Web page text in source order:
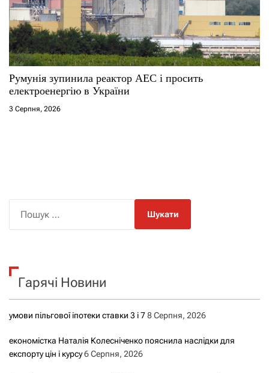
Румунія зупинила реактор АЕС і просить
електроенергію в України
3 Серпня, 2026
к
Гарячі Новини
умови пільгової іпотеки ставки 3 і 78 Серпня, 2026
економістка Наталія Колесніченко пояснила наслідки для
експорту цін і курсу6 Серпня, 2026